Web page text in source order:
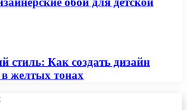
стиль: Как создать дизайн
желтых тонах